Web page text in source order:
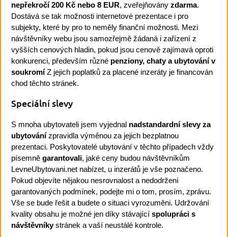
nepřekročí 200 Kč nebo 8 EUR, zveřejňovány zdarma.
Dostává se tak možnosti internetové prezentace i pro
subjekty, které by pro to neměly finanční možnosti. Mezi
návštěvníky webu jsou samozřejmě žádaná i zařízení z
vyšších cenových hladin, pokud jsou cenově zajímavá oproti
konkurenci, především různé penziony, chaty a ubytování v
soukromíZ jejich poplatků za placené inzeráty je financován
chod těchto stránek.
Speciální slevy
S mnoha ubytovateli jsem vyjednal nadstandardní slevy za
ubytovánízpravidla výměnou za jejich bezplatnou
prezentaci. Poskytovatelé ubytování v těchto případech vždy
písemně garantovali, jaké ceny budou návštěvníkům
LevneUbytovani.net nabízet, u inzerátů je vše poznačeno.
Pokud objevíte nějakou nesrovnalost a nedodržení
garantovaných podmínek, podejte mi o tom, prosím, zprávu.
Vše se bude řešit a budete o situaci vyrozuměni. Udržování
kvality obsahu je možné jen díky stávající spolupráci s
návštěvníkystránek a vaší neustálé kontrole.